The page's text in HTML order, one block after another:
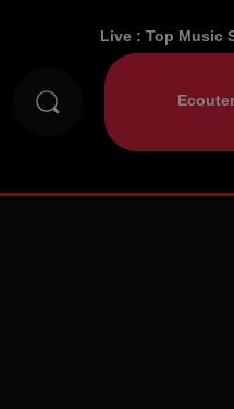
Live :Top Music